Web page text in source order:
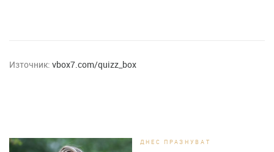
Източник: vbox7.com/quizz_box
ДНЕС ПРАЗНУВАТ